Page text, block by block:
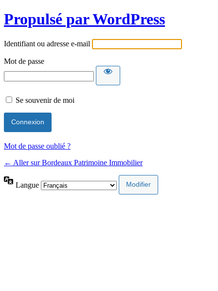
Propulsé par WordPress
Identifiant ou adresse e-mail
Mot de passe
Se souvenir de moi
Alternative:
Mot de passe oublié ?
← Aller sur Bordeaux Patrimoine Immobilier
Langue